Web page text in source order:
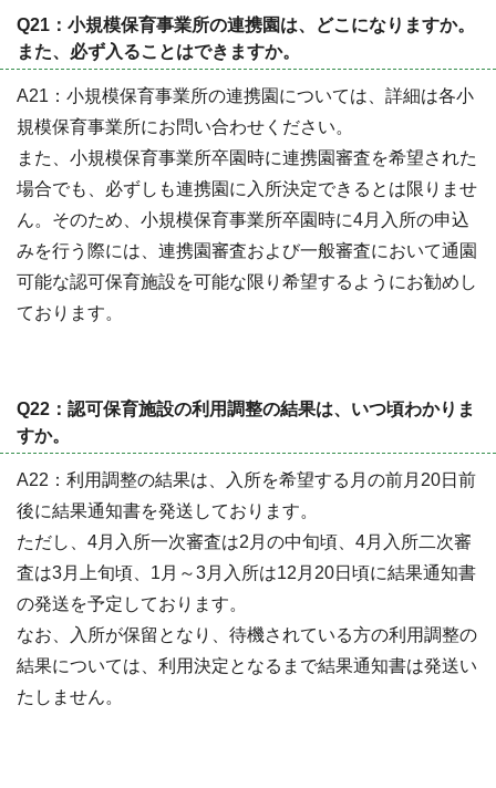
Q21：小規模保育事業所の連携園は、どこになりますか。
また、必ず入ることはできますか。
A21：小規模保育事業所の連携園については、詳細は各小
規模保育事業所にお問い合わせください。
また、小規模保育事業所卒園時に連携園審査を希望された
場合でも、必ずしも連携園に入所決定できるとは限りませ
ん。そのため、小規模保育事業所卒園時に4月入所の申込
みを行う際には、連携園審査および一般審査において通園
可能な認可保育施設を可能な限り希望するようにお勧めし
ております。
Q22：認可保育施設の利用調整の結果は、いつ頃わかりま
すか。
A22：利用調整の結果は、入所を希望する月の前月20日前
後に結果通知書を発送しております。
ただし、4月入所一次審査は2月の中旬頃、4月入所二次審
査は3月上旬頃、1月～3月入所は12月20日頃に結果通知書
の発送を予定しております。
なお、入所が保留となり、待機されている方の利用調整の
結果については、利用決定となるまで結果通知書は発送い
たしません。